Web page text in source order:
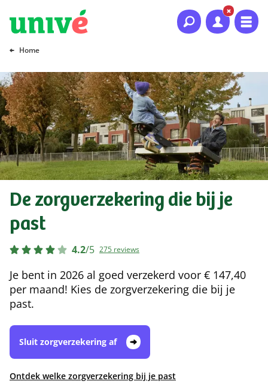
Naar hoofdinhoud
Naar hoofdnavigatie
Naar footer
Home
De zorgverzekering die bij je
past
4.2/5 275 reviews
Je bent in 2026 al goed verzekerd voor € 147,40
per maand! Kies de zorgverzekering die bij je
past.
Sluit zorgverzekering af
Ontdek welke zorgverzekering bij je past